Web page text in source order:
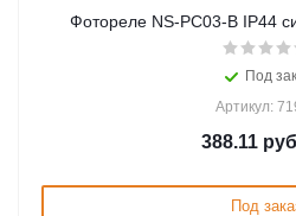
Фотореле NS-PC03-B IP44
Под
Артикул:
388.11
Под